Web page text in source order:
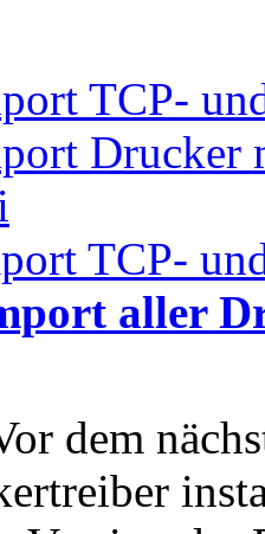
TCP-
Drucker
TCP-
aller
dem